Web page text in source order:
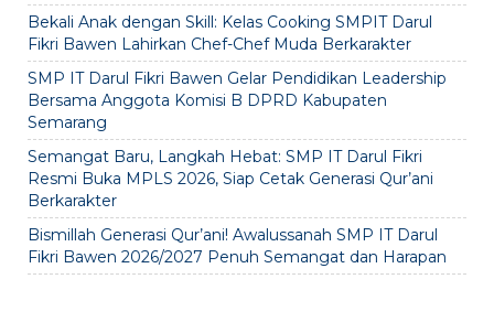
Bekali Anak dengan Skill: Kelas Cooking SMPIT Darul
Fikri Bawen Lahirkan Chef-Chef Muda Berkarakter
SMP IT Darul Fikri Bawen Gelar Pendidikan Leadership
Bersama Anggota Komisi B DPRD Kabupaten
Semarang
Semangat Baru, Langkah Hebat: SMP IT Darul Fikri
Resmi Buka MPLS 2026, Siap Cetak Generasi Qur’ani
Berkarakter
Bismillah Generasi Qur’ani! Awalussanah SMP IT Darul
Fikri Bawen 2026/2027 Penuh Semangat dan Harapan